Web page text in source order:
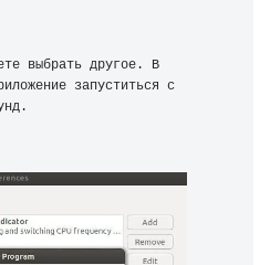
выбрать другое. В
запуститься с